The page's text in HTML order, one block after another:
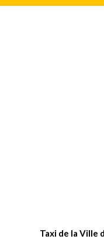
Taxi de la Ville